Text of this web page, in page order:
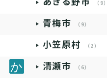
（9）
青梅市 （9）
小笠原村 （2）
清瀬市 （6）